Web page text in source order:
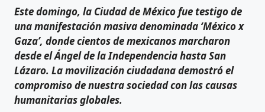
Este domingo, la Ciudad de México fue testigo de
una manifestación masiva denominada ‘México x
Gaza’, donde cientos de mexicanos marcharon
desde el Ángel de la Independencia hasta San
Lázaro. La movilización ciudadana demostró el
compromiso de nuestra sociedad con las causas
humanitarias globales.